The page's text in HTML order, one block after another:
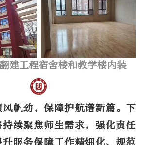
建工程宿舍楼和教学楼内装
风帆劲，保障护航谱新篇。下
续聚焦师生需求，强化责任
服务保障工作精细化、规范